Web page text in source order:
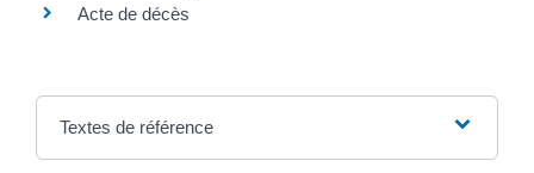
Acte de décès
Textes de référence